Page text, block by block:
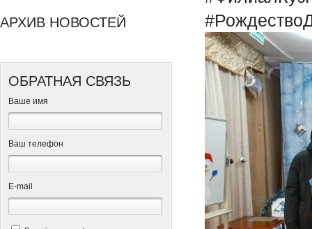
АРХИВ НОВОСТЕЙ
ОБРАТНАЯ СВЯЗЬ
Ваше имя
Ваш телефон
Е-mail